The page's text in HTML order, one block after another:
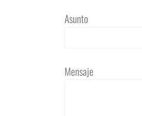
Asunto
Mensaje